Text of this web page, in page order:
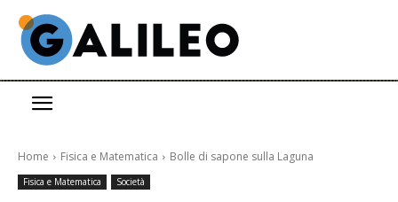
Home Fisica e Matematica Bolle di sapone sulla Laguna
Fisica e Matematica Società